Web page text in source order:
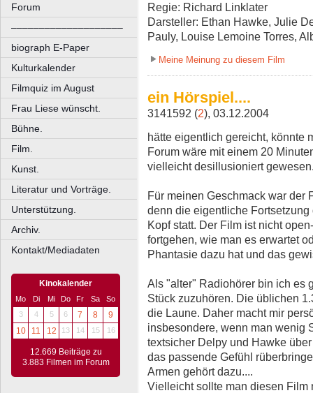
Forum
––––––––––––––––––––
biograph E-Paper
Kulturkalender
Filmquiz im August
Frau Liese wünscht.
Bühne.
Film.
Kunst.
Literatur und Vorträge.
Unterstützung.
Archiv.
Kontakt/Mediadaten
Kinokalender
Mo Di Mi Do Fr Sa
So
3
4 5 6 7 8
9
10
11 12 13 14 15 16
12.669 Beiträge zu
3.883 Filmen im Forum
Regie: Richard Linklater
Darsteller: Ethan Hawke, Julie
Pauly, Louise Lemoine Torres,
Meine Meinung zu diesem Film
ein Hörspiel....
3141592 (2), 03.12.2004
hätte eigentlich gereicht, könnte
Forum wäre mit einem 20
vielleicht desillusioniert
Für meinen Geschmack war der
denn die eigentliche
Kopf statt. Der Film ist nicht
fortgehen, wie man es erwartet
Phantasie dazu hat und das
Als "alter" Radiohörer bin ich es
Stück zuzuhören. Die üblichen
die Laune. Daher macht mir
insbesondere, wenn man wenig
textsicher Delpy und Hawke
das passende Gefühl
Armen gehört dazu....
Vielleicht sollte man diesen Film